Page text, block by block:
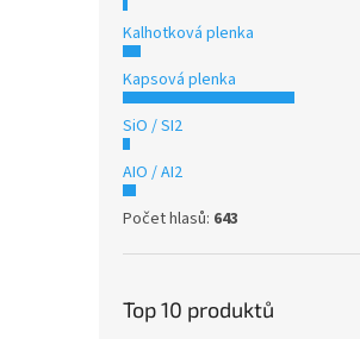
Kalhotková plenka
Kapsová plenka
SiO / SI2
AIO / AI2
Počet hlasů: 643
Top 10 produktů